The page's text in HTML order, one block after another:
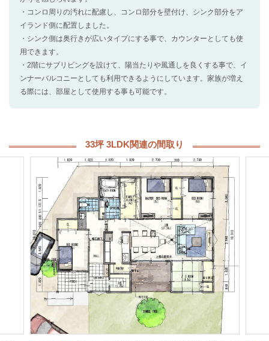
・コンロ周りの汚れに配慮し、コンロ部分を壁付け、シンク部分をア
イランド側に配置しました。
・シンク側は奥行きが広いタイプにする事で、カウンターとしても使
用できます。
・2階にサブリビングを設けて、陽当たりや風通しを良くする事で、イ
ンナーバルコニーとしても利用できるようにしています。家族が増え
る際には、部屋として使用する事も可能です。
33坪 3LDK関連の間取り